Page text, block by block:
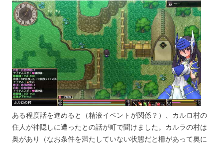
ある程度話を進めると（精液イベントが関係？）、カルロ村の
住人が神隠しに遭ったとの話が町で聞けました。カルラの村は
奥があり（なお条件を満たしていない状態だと柵があって奥に